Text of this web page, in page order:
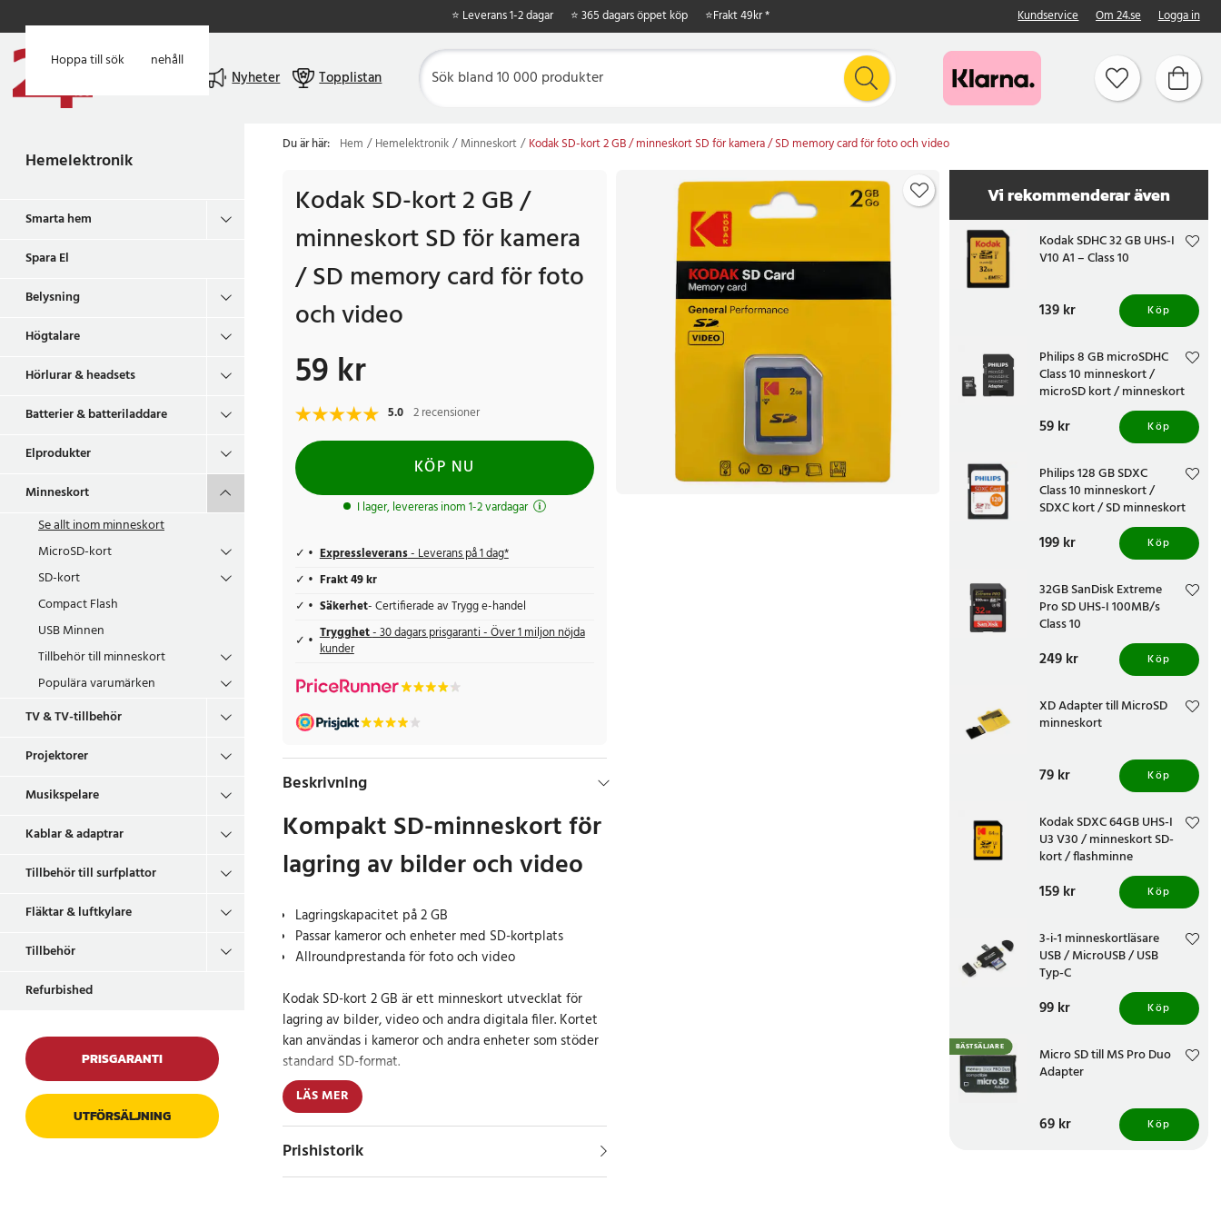
Hoppa till huvudinnehåll
Hoppa till sök
⭐ Leverans 1-2 dagar ⭐ 365 dagars öppet köp ⭐Frakt 49kr * Kundservice Om 24.se Logga in
Nyheter Topplistan
Hemelektronik
Smarta hem
Spara El
Belysning
Högtalare
Hörlurar & headsets
Batterier & batteriladdare
Elprodukter
Minneskort
Se allt inomminneskort
MicroSD-kort
SD-kort
Compact Flash
USB Minnen
Tillbehör till minneskort
Populära varumärken
TV & TV-tillbehör
Projektorer
Musikspelare
Kablar & adaptrar
Tillbehör till surfplattor
Fläktar & luftkylare
Tillbehör
Refurbished
PRISGARANTI
UTFÖRSÄLJNING
Du är här: Hem Hemelektronik Minneskort Kodak SD-kort 2 GB / minneskort SD för kamera / SD memory card för foto och video
Kodak SD-kort 2 GB /
minneskort SD för kamera
/ SD memory card för foto
och video
Pris:59 kr
59 kr
5.0 2 recensioner
KÖP NU
I lager, levereras inom 1-2 vardagar
Expressleverans- Leverans på 1 dag*
Frakt 49 kr
Säkerhet- Certifierade av Trygg e-handel
Trygghet- 30 dagars prisgaranti - Över 1 miljon nöjda
kunder
Beskrivning
Kompakt SD-minneskort för
lagring av bilder och video
Lagringskapacitet på 2 GB
Passar kameror och enheter med SD-kortplats
Allroundprestanda för foto och video
Kodak SD-kort 2 GB är ett minneskort utvecklat för
lagring av bilder, video och andra digitala filer. Kortet
kan användas i kameror och andra enheter som stöder
standard SD-format.
Lagringskapaciteten på 2 GB gör kortet lämpligt för
enklare lagringsbehov, exempelvis i äldre
digitalkameror eller andra kompatibla enheter.
LÄS MER
Prishistorik
Vi rekommenderar även
Kodak SDHC 32 GB UHS-I
V10 A1 – Class 10
Pris :139 kr
139 kr Köp
Philips 8 GB microSDHC
Class 10 minneskort /
microSD kort / minneskort
för smartphone kamera
surfplatta
Pris:59 kr
59 kr Köp
Philips 128 GB SDXC
Class 10 minneskort /
SDXC kort / SD minneskort
för kamera dator
Pris :199 kr
199 kr Köp
32GB SanDisk Extreme
Pro SD UHS-I 100MB/s
Class 10
Pris:249 kr
249 kr Köp
XD Adapter till MicroSD
minneskort
Pris:79 kr
79 kr Köp
Kodak SDXC 64GB UHS-I
U3 V30 / minneskort SD-
kort / flashminne
Pris :159 kr
159 kr Köp
3-i-1 minneskortläsare
USB / MicroUSB / USB
Typ-C
Pris:99 kr
99 kr Köp
BÄSTSÄLJARE
Micro SD till MS Pro Duo
Adapter
Pris:69 kr
69 kr Köp